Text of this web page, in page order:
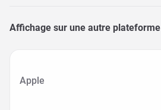
Affichage sur une autre plateforme
Apple